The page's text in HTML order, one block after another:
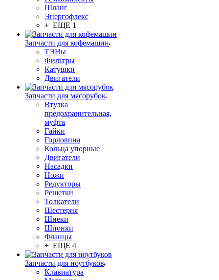
Шланг
Энергофлекс
+ ЕЩЕ 1
Запчасти для кофемашин
ТЭНы
Фильтры
Катушки
Двигатели
Запчасти для мясорубок
Втулка
предохранительная,
муфта
Гайки
Горловина
Кольца упорные
Двигатели
Насадки
Ножи
Редукторы
Решетки
Толкатели
Шестерня
Шнеки
Шпонки
Фланцы
+ ЕЩЕ 4
Запчасти для ноутбуков
Клавиатура